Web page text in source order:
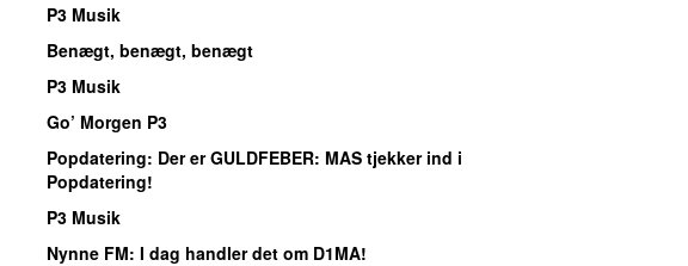
P3 Musik
Benægt, benægt, benægt
P3 Musik
Go’ Morgen P3
Popdatering: Der er GULDFEBER: MAS tjekker ind i
Popdatering!
P3 Musik
Nynne FM: I dag handler det om D1MA!